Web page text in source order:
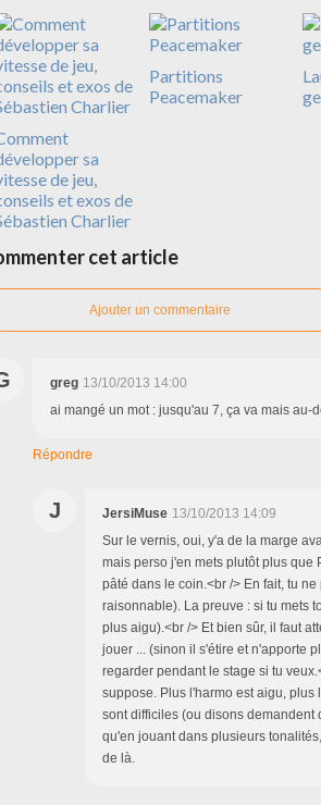
sa
de jeu,
et exos de
Charlier
Partitions
Peacemaker
cet article
Ajouter un commentaire
greg 13/10/2013 14:00
ai mangé un mot : jusqu'au 7, ça va mais au-
Répondre
J JersiMuse 13/10/2013 14:09
Sur le vernis, oui, y'a de la marge
mais perso j'en mets plutôt plus que
pâté dans le coin.<br /> En fait, tu
raisonnable). La preuve : si tu mets
plus aigu).<br /> Et bien sûr, il faut
jouer ... (sinon il s'étire et n'apporte
regarder pendant le stage si tu
suppose. Plus l'harmo est aigu,
sont difficiles (ou disons
qu'en jouant dans plusieurs
de là.